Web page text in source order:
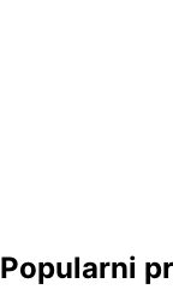
Popularni